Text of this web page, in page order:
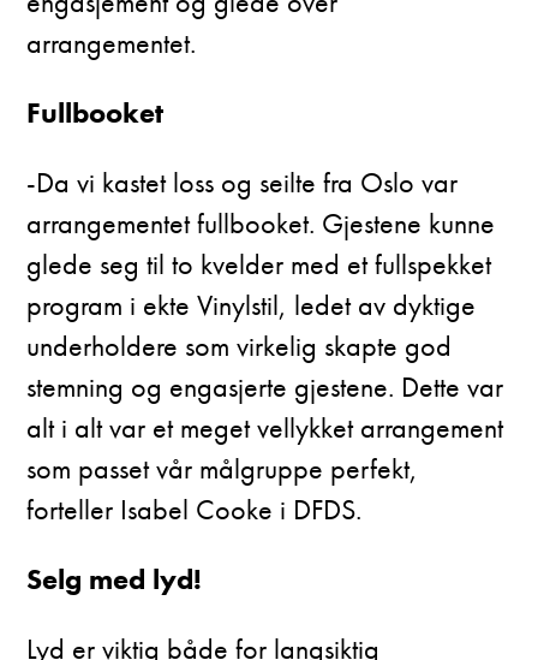
arrangementet.
Fullbooket
-Da vi kastet loss og seilte fra Oslo var
arrangementet fullbooket. Gjestene kunne
glede seg til to kvelder med et fullspekket
program i ekte Vinylstil, ledet av dyktige
underholdere som virkelig skapte god
stemning og engasjerte gjestene. Dette var
alt i alt var et meget vellykket arrangement
som passet vår målgruppe perfekt,
forteller Isabel Cooke i DFDS.
Selg med lyd!
Lyd er viktig både for langsiktig